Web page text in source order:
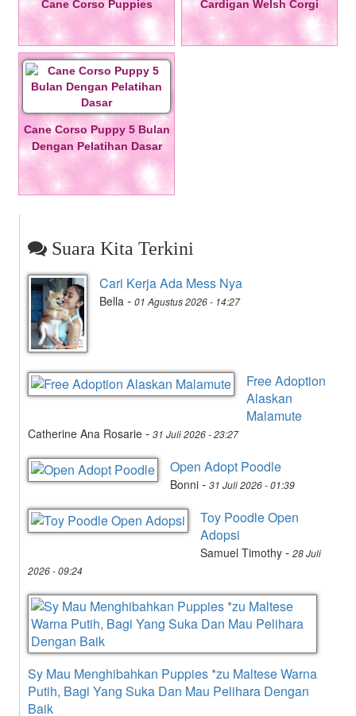
Cane Corso Puppies Cardigan Welsh Corgi
Cane Corso Puppy 5 Bulan
Dengan Pelatihan Dasar
Suara Kita Terkini
Cari Kerja Ada Mess Nya
Bella - 01 Agustus 2026 - 14:27
Free Adoption
Alaskan
Malamute
Catherine Ana Rosarie - 31 Juli 2026 - 23:27
Open Adopt Poodle
Bonni - 31 Juli 2026 - 01:39
Toy Poodle Open
Adopsi
Samuel Timothy - 28 Juli
2026 - 09:24
Sy Mau Menghibahkan Puppies *zu Maltese Warna
Putih, Bagi Yang Suka Dan Mau Pelihara Dengan
Baik